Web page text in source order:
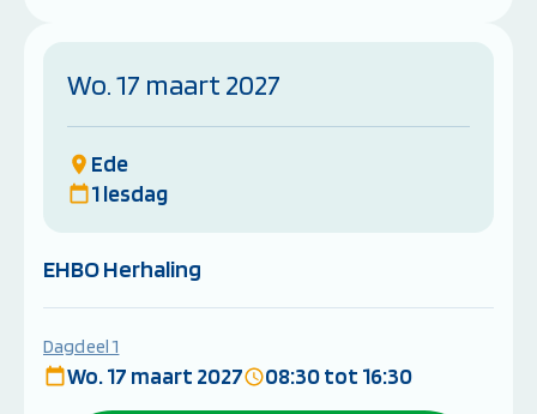
Wo. 17 maart 2027
Ede
1 lesdag
EHBO Herhaling
Dagdeel 1
Wo. 17 maart 2027 08:30 tot 16:30